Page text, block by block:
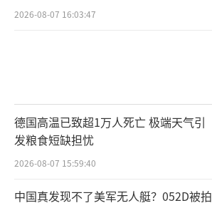
2026-08-07 16:03:47
德国高温已致超1万人死亡 极端天气引
发粮食短缺担忧
2026-08-07 15:59:40
中国真发现不了美军无人艇？052D被拍